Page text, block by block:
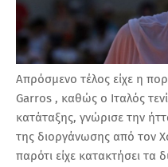
Απρόσμενο τέλος είχε η
Garros , καθώς ο Ιταλός
κατάταξης, γνώρισε την
της διοργάνωσης από τον
παρότι είχε κατακτήσει τα